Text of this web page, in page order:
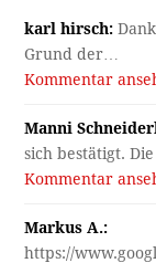
karl hirsch:
Grund der…
Kommentar
Manni
sich bestätigt.
Kommentar
Markus A.:
https://